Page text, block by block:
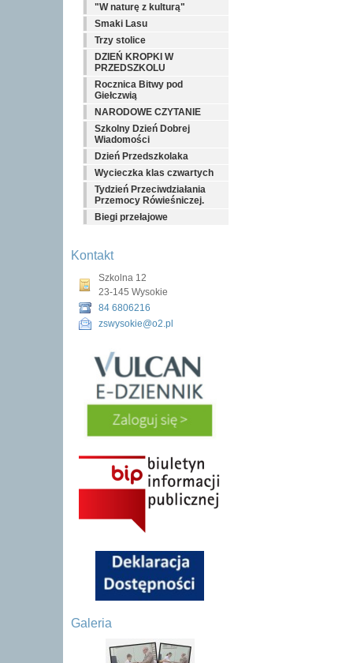
"W naturę z kulturą"
Smaki Lasu
Trzy stolice
DZIEŃ KROPKI W
PRZEDSZKOLU
Rocznica Bitwy pod
Giełczwią
NARODOWE CZYTANIE
Szkolny Dzień Dobrej
Wiadomości
Dzień Przedszkolaka
Wycieczka klas czwartych
Tydzień Przeciwdziałania
Przemocy Rówieśniczej.
Biegi przełajowe
Kontakt
Szkolna 12
23-145 Wysokie
84 6806216
zswysokie@o2.pl
Galeria